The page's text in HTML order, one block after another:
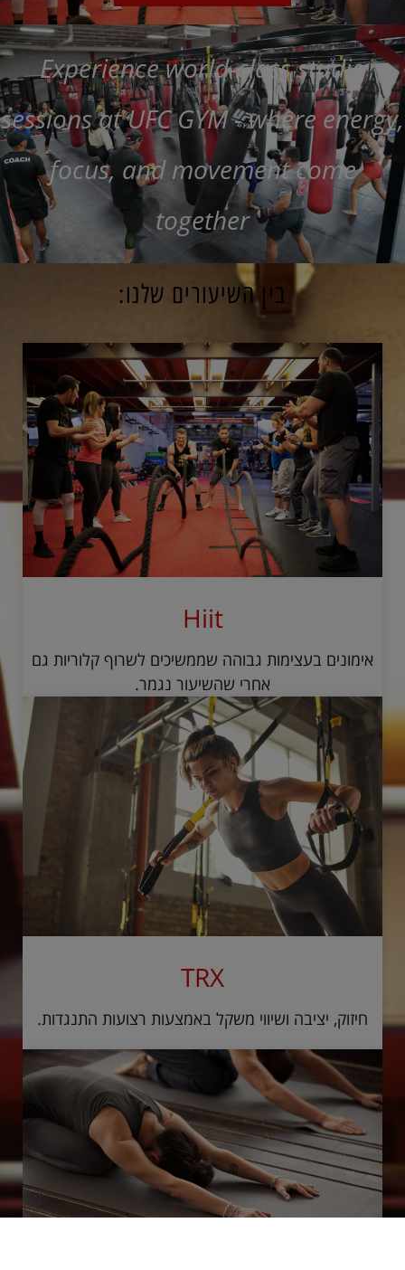
Experience world-class studio
sessions at UFC GYM - where energy,
focus, and movement come
together
בין השיעורים שלנו:
Hiit
אימונים בעצימות גבוהה שממשיכים לשרוף קלוריות גם
אחרי שהשיעור נגמר.
TRX
חיזוק, יציבה ושיווי משקל באמצעות רצועות התנגדות.